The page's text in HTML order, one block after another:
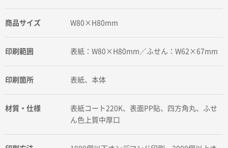
商品サイズ W80×H80mm
印刷範囲 表紙：W80×H80mm／ふせん：W62×67mm
印刷箇所 表紙、本体
材質・仕様
表紙コート220K、表面PP貼、四方角丸、ふせ
ん色上質中厚口